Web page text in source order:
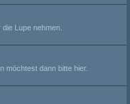
Lupe nehmen.
möchtest dann bitte hier.